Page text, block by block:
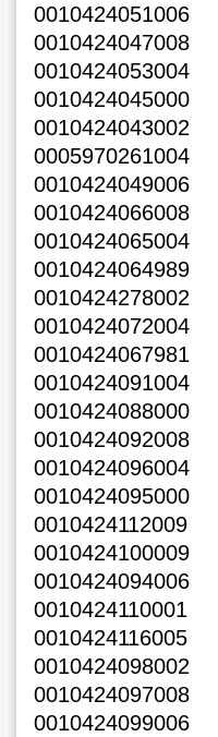
0010424051006
0010424047008
0010424053004
0010424045000
0010424043002
0005970261004
0010424049006
0010424066008
0010424065004
0010424064989
0010424278002
0010424072004
0010424067981
0010424091004
0010424088000
0010424092008
0010424096004
0010424095000
0010424112009
0010424100009
0010424094006
0010424110001
0010424116005
0010424098002
0010424097008
0010424099006